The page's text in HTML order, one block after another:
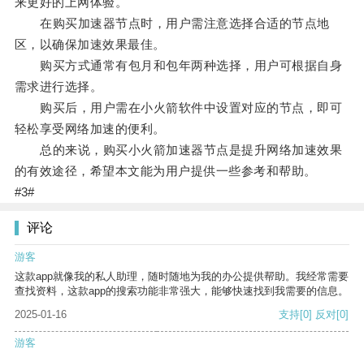
在购买加速器节点时，用户需注意选择合适的节点地
区，以确保加速效果最佳。
购买方式通常有包月和包年两种选择，用户可根据自身
需求进行选择。
购买后，用户需在小火箭软件中设置对应的节点，即可
轻松享受网络加速的便利。
总的来说，购买小火箭加速器节点是提升网络加速效果
的有效途径，希望本文能为用户提供一些参考和帮助。
#3#
评论
游客
这款app就像我的私人助理，随时随地为我的办公提供帮助。我经常需要
查找资料，这款app的搜索功能非常强大，能够快速找到我需要的信息。
2025-01-16
支持[0] 反对[0]
游客